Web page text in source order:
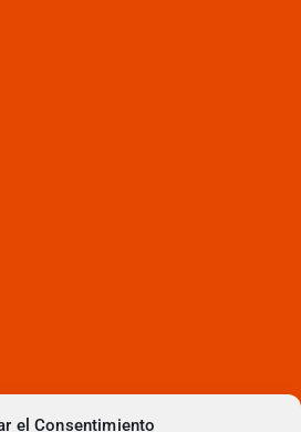
el Consentimiento